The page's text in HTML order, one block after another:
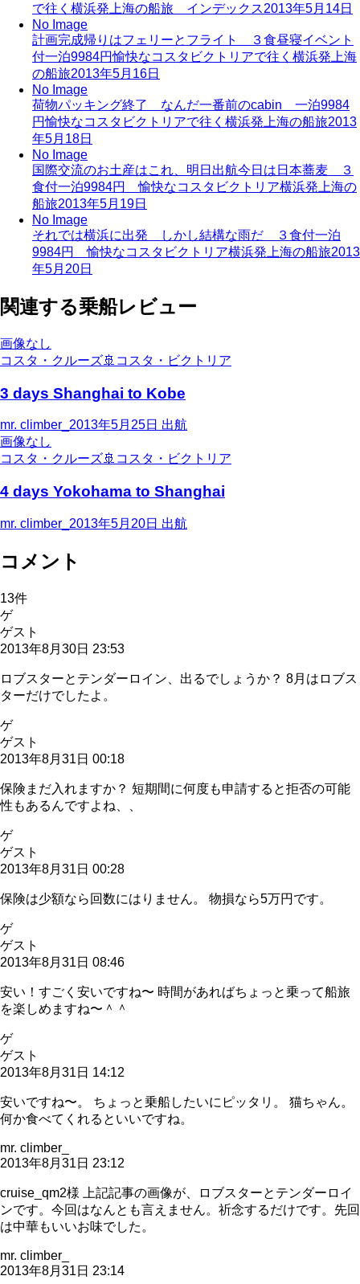
で往く横浜発上海の船旅 インデックス2013年5月14日
No Image
計画完成帰りはフェリーとフライト ３食昼寝イベント
付一泊9984円愉快なコスタビクトリアで往く横浜発上海
の船旅2013年5月16日
No Image
荷物パッキング終了 なんだ一番前のcabin 一泊9984
円愉快なコスタビクトリアで往く横浜発上海の船旅2013
年5月18日
No Image
国際交流のお土産はこれ、明日出航今日は日本蕎麦 ３
食付一泊9984円 愉快なコスタビクトリア横浜発上海の
船旅2013年5月19日
No Image
それでは横浜に出発 しかし結構な雨だ ３食付一泊
9984円 愉快なコスタビクトリア横浜発上海の船旅2013
年5月20日
関連する乗船レビュー
画像なし
コスタ・クルーズ🚢 コスタ・ビクトリア
3 days Shanghai to Kobe
mr. climber_ 2013年5月25日 出航
画像なし
コスタ・クルーズ🚢 コスタ・ビクトリア
4 days Yokohama to Shanghai
mr. climber_ 2013年5月20日 出航
コメント
13件
ゲ
ゲスト
2013年8月30日 23:53
ロブスターとテンダーロイン、出るでしょうか？ 8月はロブス
ターだけでしたよ。
ゲ
ゲスト
2013年8月31日 00:18
保険まだ入れますか？ 短期間に何度も申請すると拒否の可能
性もあるんですよね、、
ゲ
ゲスト
2013年8月31日 00:28
保険は少額なら回数にはりません。 物損なら5万円です。
ゲ
ゲスト
2013年8月31日 08:46
安い！すごく安いですね〜 時間があればちょっと乗って船旅
を楽しめますね〜＾＾
ゲ
ゲスト
2013年8月31日 14:12
安いですね〜。 ちょっと乗船したいにピッタリ。 猫ちゃん。
何か食べてくれるといいですね。
mr. climber_
2013年8月31日 23:12
cruise_qm2様 上記記事の画像が、ロブスターとテンダーロイ
ンです。今回はなんとも言えません。祈念するだけです。先回
は中華もいいお味でした。
mr. climber_
2013年8月31日 23:14